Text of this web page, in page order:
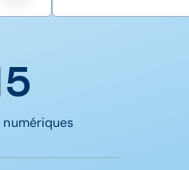
numériques